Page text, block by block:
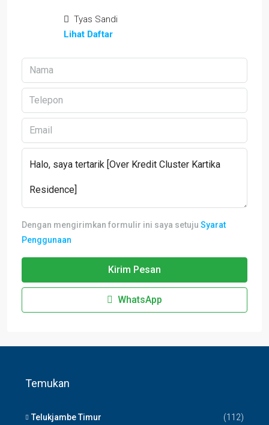
Tyas Sandi
Lihat Daftar
Dengan mengirimkan formulir ini saya setuju Syarat
Penggunaan
Kirim Pesan
WhatsApp
Temukan
Telukjambe Timur (112)